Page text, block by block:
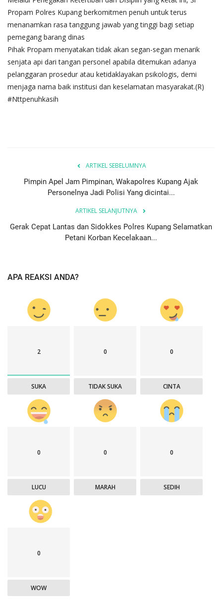
Propam Polres Kupang berkomitmen penuh untuk terus
menanamkan rasa tanggung jawab yang tinggi bagi setiap
pemegang barang dinas
​Pihak Propam menyatakan tidak akan segan-segan menarik
senjata api dari tangan personel apabila ditemukan adanya
pelanggaran prosedur atau ketidaklayakan psikologis, demi
menjaga nama baik institusi dan keselamatan masyarakat.(R)
​#Nttpenuhkasih
ARTIKEL SEBELUMNYA
Pimpin Apel Jam Pimpinan, Wakapolres Kupang Ajak
Personelnya Jadi Polisi Yang dicintai...
ARTIKEL SELANJUTNYA
Gerak Cepat Lantas dan Sidokkes Polres Kupang Selamatkan
Petani Korban Kecelakaan...
APA REAKSI ANDA?
2
SUKA
0
TIDAK SUKA
0
CINTA
0
LUCU
0
MARAH
0
SEDIH
0
WOW